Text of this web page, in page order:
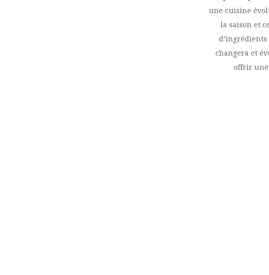
une cuisine
la saison et
d’ingrédients
changera et
offrir une